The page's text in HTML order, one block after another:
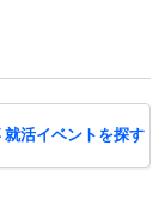
活イベントを探す